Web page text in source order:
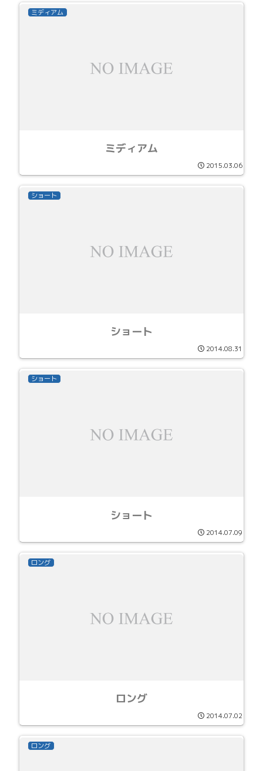
ミディアム
ミディアム
2015.03.06
ショート
ショート
2014.08.31
ショート
ショート
2014.07.09
ロング
ロング
2014.07.02
ロング